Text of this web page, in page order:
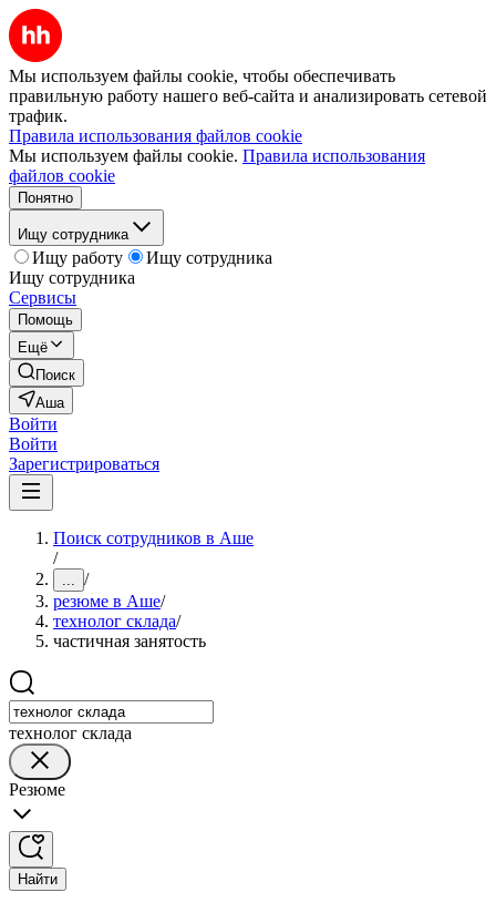
Мы используем файлы cookie, чтобы обеспечивать
правильную работу нашего веб-сайта и анализировать сетевой
трафик.
Правила использования файлов cookie
Мы используем файлы cookie. Правила использования
файлов cookie
Понятно
Ищу сотрудника
Ищу работу
Ищу сотрудника
Ищу сотрудника
Сервисы
Помощь
Ещё
Поиск
Аша
Войти
Войти
Зарегистрироваться
Поиск сотрудников в Аше
/
... /
резюме в Аше/
технолог склада/
частичная занятость
технолог склада
Резюме
Найти